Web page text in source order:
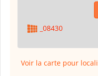
_08430
Voir la carte pour